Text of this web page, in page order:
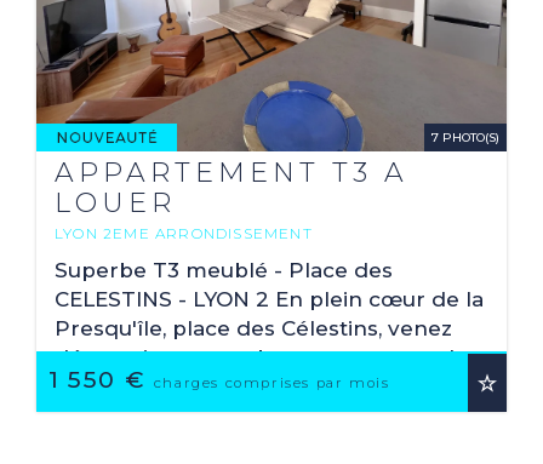
7 PHOTO(S)
APPARTEMENT T3 A
LOUER
LYON 2EME ARRONDISSEMENT
76.1 M2
1 550 € charges comprises par mois
Superbe T3 meublé - Place des
CELESTINS - LYON 2 En plein cœur de la
Presqu'île, place des Célestins, venez
découvrir ce superbe appartement de
type T3 de 76,10 m², entièrement
rénové et meublé avec ...